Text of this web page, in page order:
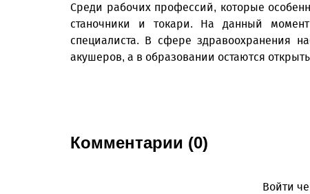
Среди рабочих профессий, которые
станочники и токари. На данный
специалиста. В сфере здравоохранения
акушеров, а в образовании остаются
Комментарии (0)
Войти